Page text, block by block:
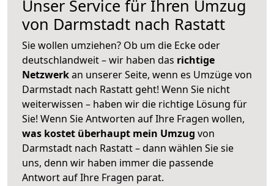
Unser Service für Ihren Umzug
von Darmstadt nach Rastatt
Sie wollen umziehen? Ob um die Ecke oder
deutschlandweit – wir haben das richtige
Netzwerkan unserer Seite, wenn es Umzüge von
Darmstadt nach Rastatt geht! Wenn Sie nicht
weiterwissen – haben wir die richtige Lösung für
Sie! Wenn Sie Antworten auf Ihre Fragen wollen,
was kostet überhaupt mein Umzug von
Darmstadt nach Rastatt – dann wählen Sie sie
uns, denn wir haben immer die passende
Antwort auf Ihre Fragen parat.